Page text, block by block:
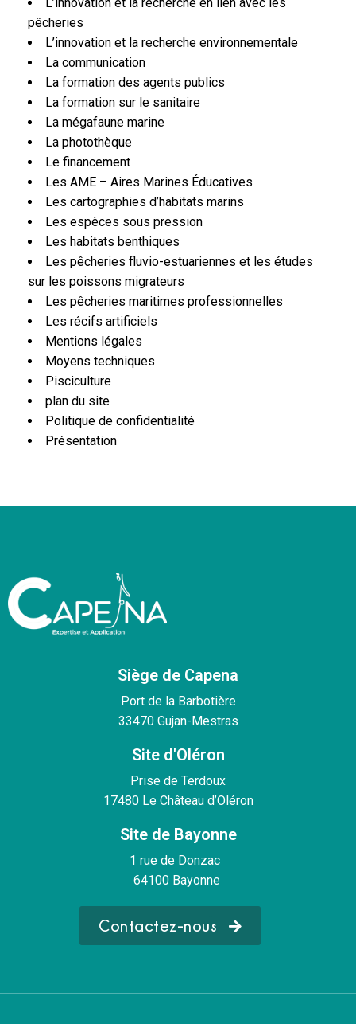
pêcheries
L’innovation et la recherche environnementale
La communication
La formation des agents publics
La formation sur le sanitaire
La mégafaune marine
La photothèque
Le financement
Les AME – Aires Marines Éducatives
Les cartographies d’habitats marins
Les espèces sous pression
Les habitats benthiques
Les pêcheries fluvio-estuariennes et les études
sur les poissons migrateurs
Les pêcheries maritimes professionnelles
Les récifs artificiels
Mentions légales
Moyens techniques
Pisciculture
plan du site
Politique de confidentialité
Présentation
Siège de Capena
Port de la Barbotière
33470 Gujan-Mestras
Site d'Oléron
Prise de Terdoux
17480 Le Château d’Oléron
Site de Bayonne
1 rue de Donzac
64100 Bayonne
Contactez-nous